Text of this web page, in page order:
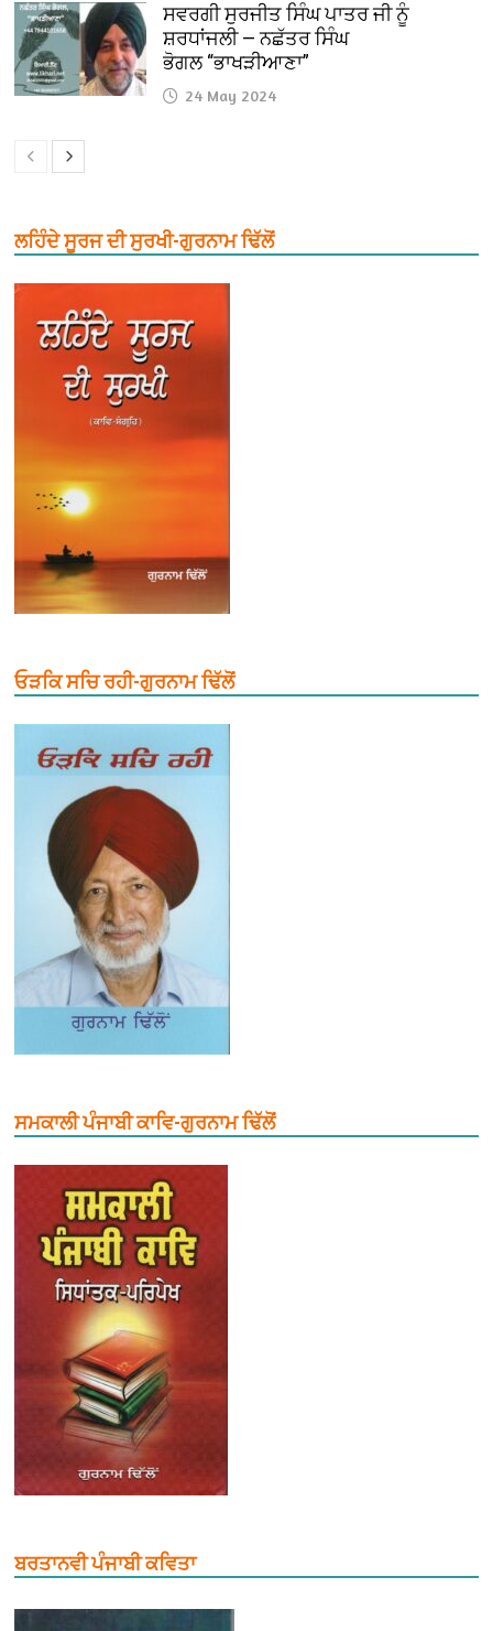
ਸਵਰਗੀ ਸੁਰਜੀਤ ਸਿੰਘ ਪਾਤਰ ਜੀ ਨੂੰ
ਸ਼ਰਧਾਂਜਲੀ — ਨਛੱਤਰ ਸਿੰਘ
ਭੋਗਲ “ਭਾਖੜੀਆਣਾ”
24 May 2024
ਲਹਿੰਦੇ ਸੂਰਜ ਦੀ ਸੁਰਖੀ-ਗੁਰਨਾਮ ਢਿੱਲੋਂ
ਓੜਕਿ ਸਚਿ ਰਹੀ-ਗੁਰਨਾਮ ਢਿੱਲੋਂ
ਸਮਕਾਲੀ ਪੰਜਾਬੀ ਕਾਵਿ-ਗੁਰਨਾਮ ਢਿੱਲੋਂ
ਬਰਤਾਨਵੀ ਪੰਜਾਬੀ ਕਵਿਤਾ